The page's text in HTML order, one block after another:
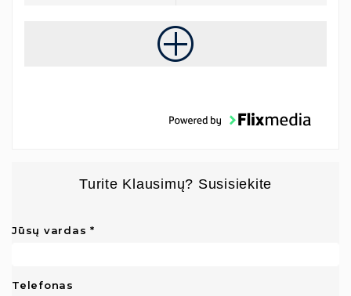
Turite Klausimų? Susisiekite
Jūsų vardas
Telefonas